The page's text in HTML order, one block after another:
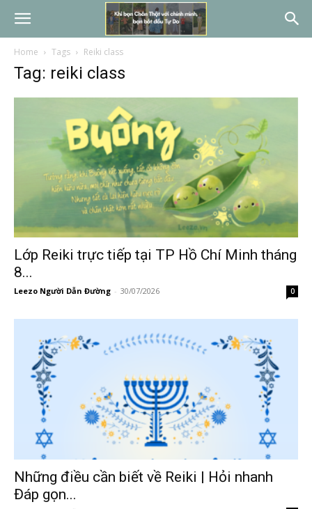
Home Tags Reiki class
Tag: reiki class
Lớp Reiki trực tiếp tại TP Hồ Chí Minh tháng
8...
Leezo Người Dẫn Đường - 30/07/2026 0
Những điều cần biết về Reiki | Hỏi nhanh
Đáp gọn...